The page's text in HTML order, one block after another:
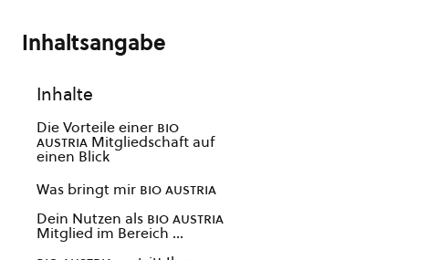
Inhaltsangabe
Inhalte
Die Vorteile einer bio
austria Mitgliedschaft auf
einen Blick
Was bringt mir bio austria
Dein Nutzen als bio austria
Mitglied im Bereich …